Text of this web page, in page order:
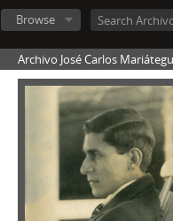
Browse
Archivo José Carlos